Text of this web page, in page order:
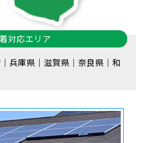
対応エリア
兵庫県｜滋賀県｜奈良県｜和